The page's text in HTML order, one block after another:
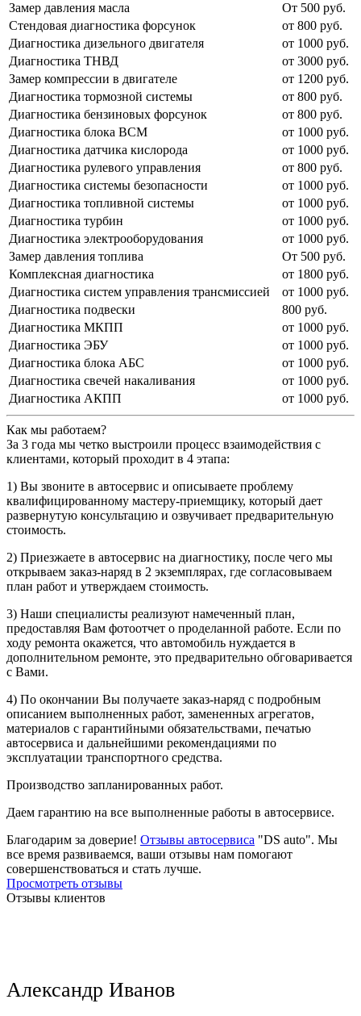
Замер давления масла
От 500 руб.
Стендовая диагностика форсунок
от 800 руб.
Диагностика дизельного двигателя
от 1000 руб.
Диагностика ТНВД
от 3000 руб.
Замер компрессии в двигателе
от 1200 руб.
Диагностика тормозной системы
от 800 руб.
Диагностика бензиновых форсунок
от 800 руб.
Диагностика блока BCM
от 1000 руб.
Диагностика датчика кислорода
от 1000 руб.
Диагностика рулевого управления
от 800 руб.
Диагностика системы безопасности
от 1000 руб.
Диагностика топливной системы
от 1000 руб.
Диагностика турбин
от 1000 руб.
Диагностика электрооборудования
от 1000 руб.
Замер давления топлива
От 500 руб.
Комплексная диагностика
от 1800 руб.
Диагностика систем управления трансмиссией
от 1000 руб.
Диагностика подвески
800 руб.
Диагностика МКПП
от 1000 руб.
Диагностика ЭБУ
от 1000 руб.
Диагностика блока АБС
от 1000 руб.
Диагностика свечей накаливания
от 1000 руб.
Диагностика АКПП
от 1000 руб.
Как мы работаем?
За 3 года мы четко выстроили процесс взаимодействия с
клиентами, который проходит в 4 этапа:
1) Вы звоните в автосервис и описываете проблему
квалифицированному мастеру-приемщику, который дает
развернутую консультацию и озвучивает предварительную
стоимость.
2) Приезжаете в автосервис на диагностику, после чего мы
открываем заказ-наряд в 2 экземплярах, где согласовываем
план работ и утверждаем стоимость.
3) Наши специалисты реализуют намеченный план,
предоставляя Вам фотоотчет о проделанной работе. Если по
ходу ремонта окажется, что автомобиль нуждается в
дополнительном ремонте, это предварительно обговаривается
с Вами.
4) По окончании Вы получаете заказ-наряд с подробным
описанием выполненных работ, замененных агрегатов,
материалов с гарантийными обязательствами, печатью
автосервиса и дальнейшими рекомендациями по
эксплуатации транспортного средства.
Производство запланированных работ.
Даем гарантию на все выполненные работы в автосервисе.
Благодарим за доверие! Отзывы автосервиса "DS auto". Мы
все время развиваемся, ваши отзывы нам помогают
совершенствоваться и стать лучше.
Просмотреть отзывы
Отзывы клиентов
Александр Иванов